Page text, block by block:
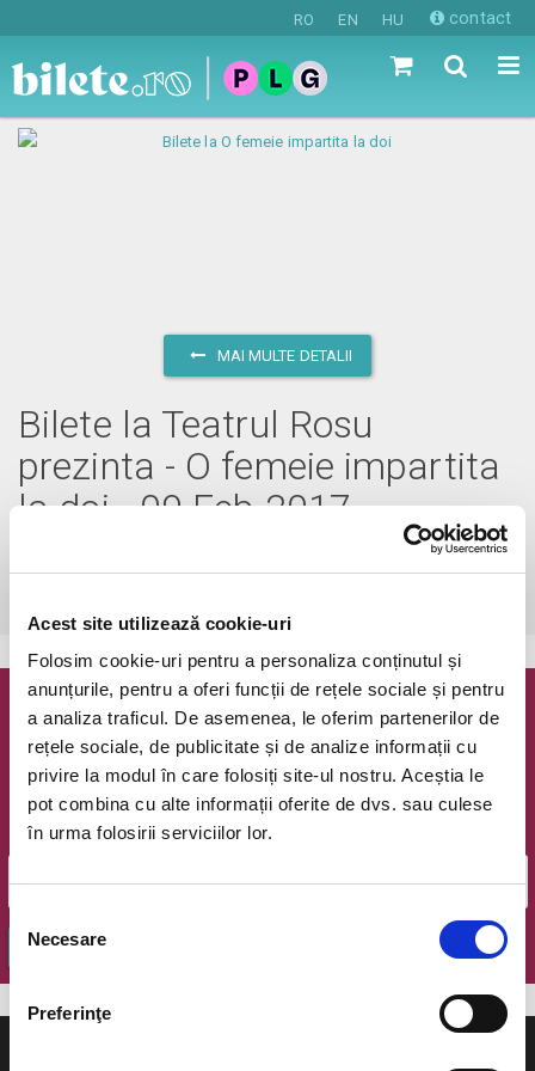
Acest site utilizează cookie-uri
Folosim cookie-uri pentru a personaliza conținutul și
anunțurile, pentru a oferi funcții de rețele sociale și pentru
a analiza traficul. De asemenea, le oferim partenerilor de
rețele sociale, de publicitate și de analize informații cu
privire la modul în care folosiți site-ul nostru. Aceștia le
pot combina cu alte informații oferite de dvs. sau culese
în urma folosirii serviciilor lor.
Selecția
consimțământului
Necesare
Preferinţe
RO EN HU contact
MAI MULTE DETALII
Bilete la Teatrul Rosu
prezinta - O femeie impartita
la doi - 09 Feb 2017
Newsletter @ Bilete.ro
Oferte exclusive si o editie saptamanala cu cele mai noi
evenimente.
Email
OK